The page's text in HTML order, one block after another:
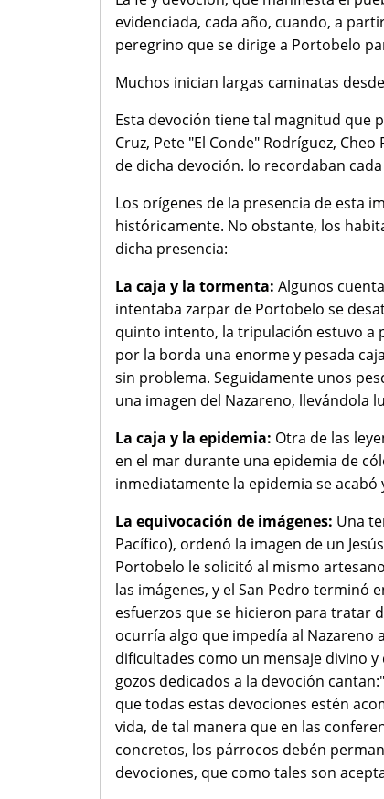
evidenciada, cada año, cuando, a
peregrino que se dirige a Portobelo
Muchos inician largas caminatas
Esta devoción tiene tal magnitud que
Cruz, Pete "El Conde" Rodríguez,
de dicha devoción. lo recordaban
Los orígenes de la presencia de esta
históricamente. No obstante, los
dicha presencia:
La caja y la tormenta: Algunos
intentaba zarpar de Portobelo se
quinto intento, la tripulación estuvo a
por la borda una enorme y pesada
sin problema. Seguidamente unos
una imagen del Nazareno, llevándola
La caja y la epidemia: Otra de las
en el mar durante una epidemia de
inmediatamente la epidemia se
La equivocación de imágenes: Una
Pacífico), ordenó la imagen de un
Portobelo le solicitó al mismo
las imágenes, y el San Pedro terminó
esfuerzos que se hicieron para tratar
ocurría algo que impedía al
dificultades como un mensaje divino
gozos dedicados a la devoción
que todas estas devociones estén
vida, de tal manera que en las
concretos, los párrocos debén
devociones, que como tales son